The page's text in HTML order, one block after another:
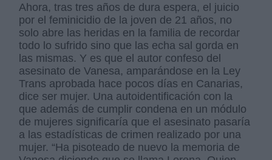
Ahora, tras tres años de dura espera, el juicio
por el feminicidio de la joven de 21 años, no
solo abre las heridas en la familia de recordar
todo lo sufrido sino que las echa sal gorda en
las mismas. Y es que el autor confeso del
asesinato de Vanesa, amparándose en la Ley
Trans aprobada hace pocos días en Canarias,
dice ser mujer. Una autoidentificación con la
que además de cumplir condena en un módulo
de mujeres significaría que el asesinato pasaría
a las estadísticas de crimen realizado por una
mujer. “Ha pisoteado de nuevo la memoria de